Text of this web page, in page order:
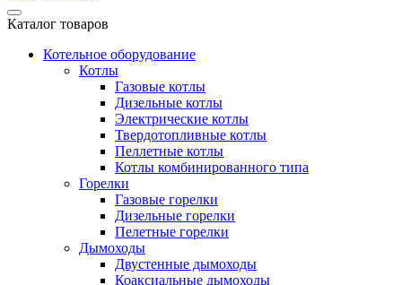
Каталог товаров
Котельное оборудование
Котлы
Газовые котлы
Дизельные котлы
Электрические котлы
Твердотопливные котлы
Пеллетные котлы
Котлы комбинированного типа
Горелки
Газовые горелки
Дизельные горелки
Пелетные горелки
Дымоходы
Двустенные дымоходы
Коаксиальные дымоходы